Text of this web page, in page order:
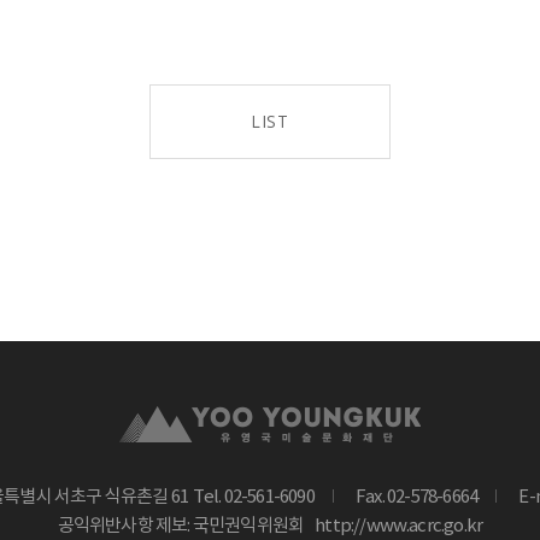
LIST
특별시 서초구 식유촌길 61 Tel. 02-561-6090 Fax. 02-578-6664
공익위반사항 제보: 국민권익위원회
http://www.acrc.go.kr